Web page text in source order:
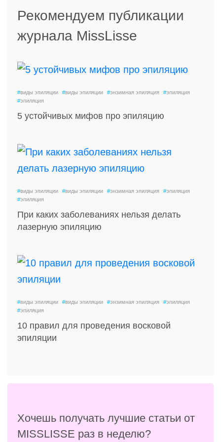
Рекомендуем публикации
журнала MissLisse
#виды эпиляции #виды эпиляции #энзимная эпиляция #эпиляция
#эпиляция
5 устойчивых мифов про эпиляцию
#виды эпиляции #виды эпиляции #энзимная эпиляция #эпиляция
#эпиляция
При каких заболеваниях нельзя делать
лазерную эпиляцию
#виды эпиляции #виды эпиляции #энзимная эпиляция #эпиляция
#эпиляция
10 правил для проведения восковой
эпиляции
Хочешь получать лучшие статьи от
MISSLISSE раз в неделю?